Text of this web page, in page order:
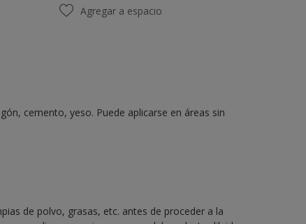
Agregar a espacio
cemento, yeso. Puede aplicarse en áreas sin
de polvo, grasas, etc. antes de proceder a la